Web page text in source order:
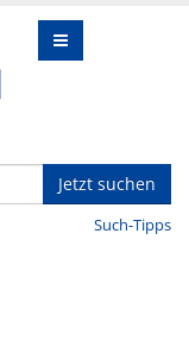
Jetzt suchen
Such-Tipps